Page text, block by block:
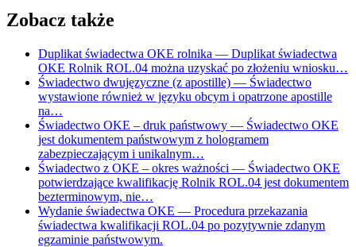
Zobacz także
Duplikat świadectwa OKE rolnika — Duplikat świadectwa
OKE Rolnik ROL.04 można uzyskać po złożeniu wniosku…
Świadectwo dwujęzyczne (z apostille) — Świadectwo
wystawione również w języku obcym i opatrzone apostille
na…
Świadectwo OKE – druk państwowy — Świadectwo OKE
jest dokumentem państwowym z hologramem
zabezpieczającym i unikalnym…
Świadectwo z OKE – okres ważności — Świadectwo OKE
potwierdzające kwalifikację Rolnik ROL.04 jest dokumentem
bezterminowym, nie…
Wydanie świadectwa OKE — Procedura przekazania
świadectwa kwalifikacji ROL.04 po pozytywnie zdanym
egzaminie państwowym.